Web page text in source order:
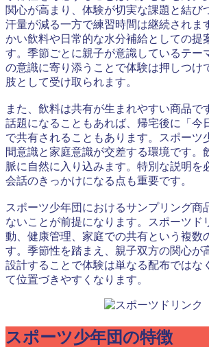
関心が高まり、体験が切実な課題と結び
汗量が減る一方で練習時間は継続されま
かい飲料や日常的な水分補給としての提
す。季節ごとに親子が意識しているテー
の意識に寄り添うことで体験は押しつけ
肢として受け取られます。
また、飲料は共有が生まれやすい商品で
話題になることもあれば、帰宅後に「今
で共有されることもあります。スポーツ
間意識と家庭意識が交差する環境です。
脈に自然に入り込みます。特別な説明を
会話のきっかけになる点も重要です。
スポーツ少年団におけるサンプリング商
ないことが前提になります。スポーツド
動、健康管理、家庭での共有という複数
す。季節性を踏まえ、親子双方の関心が
設計することで体験は単なる配布ではな
て位置づきやすくなります。
スポーツ少年団の特徴